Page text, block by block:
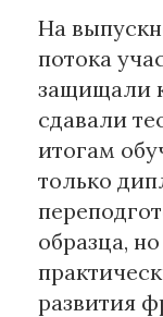
На
потока
защищали
сдавали
итогам
только
образца,
развития